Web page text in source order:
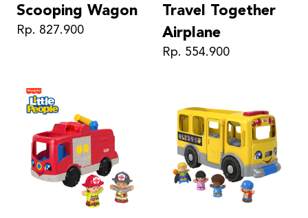
Scooping Wagon
Rp. 827.900
Travel Together
Airplane
Rp. 554.900